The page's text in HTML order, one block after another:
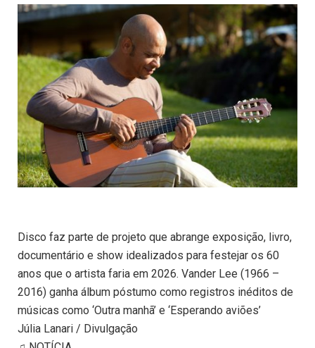
Disco faz parte de projeto que abrange exposição, livro,
documentário e show idealizados para festejar os 60
anos que o artista faria em 2026. Vander Lee (1966 –
2016) ganha álbum póstumo como registros inéditos de
músicas como ‘Outra manhã’ e ‘Esperando aviões’
Júlia Lanari / Divulgação